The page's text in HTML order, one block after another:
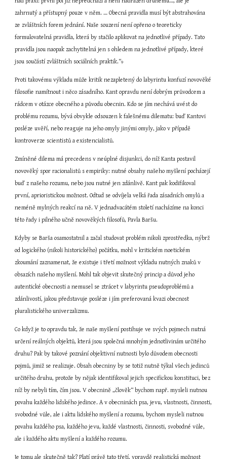
zahrnutý a přístupný pouze v něm. … Obecná pravidla musí být abstrahována
ze zvláštních forem jednání. Naše souzení není opřeno o teoreticky
formulovatelná pravidla, která by stačilo aplikovat na jednotlivé případy. Tato
pravidla jsou naopak zachytitelná jen s ohledem na jednotlivé případy, které
jsou součástí zvláštních sociálních praktik.“9
Proti takovému výkladu může kritik nezapletený do labyrintu konfuzí novověké
filosofie namítnout i něco zásadního. Kant opravdu není dobrým průvodcem a
rádcem v otázce obecného a původu obecnin. Kdo se jím nechává uvést do
problému rozumu, bývá obvykle odsouzen k falešnému dilematu: buď Kantovi
posléze uvěří, nebo reaguje na jeho omyly jinými omyly, jako v případě
kontroverze scientistů a existencialistů.
Zmíněné dilema má precedens v neúplné disjunkci, do níž Kanta postavil
novověký spor racionalistů s empiriky: nutné obsahy našeho myšlení pocházejí
buď z našeho rozumu, nebo jsou nutné jen zdánlivě. Kant pak kodifikoval
první, aprioristickou možnost. Odtud se odvíjela velká řada zásadních omylů a
neméně mylných reakcí na ně. V jednadvacátém století nacházíme na konci
této řady i pilného učně novověkých filosofů, Pavla Baršu.
Kdyby se Barša osamostatnil a začal studovat problém nikoli zprostředka, nýbrž
od logického (nikoli historického) počátku, mohl v kritickém noetickém
zkoumání zaznamenat, že existuje i třetí možnost výkladu nutných znaků v
obsazích našeho myšlení. Mohl tak objevit skutečný princip a důvod jeho
autentické obecnosti a nemusel se ztrácet v labyrintu pseudoproblémů a
zdánlivostí, jakou představuje posléze i jím preferovaná kvazi obecnost
pluralistického univerzalizmu.
Co když je to opravdu tak, že naše myšlení postihuje ve svých pojmech nutná
určení reálných objektů, která jsou společná mnohým jednotlivinám určitého
druhu? Pak by takové poznání objektivní nutnosti bylo důvodem obecnosti
pojmů, jimiž se realizuje. Obsah obecniny by se totiž nutně týkal všech jedinců
určitého druhu, protože by nějak identifikoval jejich specifickou konstituci, bez
níž by nebyli tím, čím jsou. V obecnině „člověk“ bychom např. mysleli nutnou
povahu každého lidského jedince. A v obecninách psa, jevu, vlastnosti, činnosti,
svobodné vůle, ale i aktu lidského myšlení a rozumu, bychom mysleli nutnou
povahu každého psa, každého jevu, každé vlastnosti, činnosti, svobodné vůle,
ale i každého aktu myšlení a každého rozumu.
Je tomu ale skutečně tak? Platí právě tato třetí, vpravdě realistická možnost